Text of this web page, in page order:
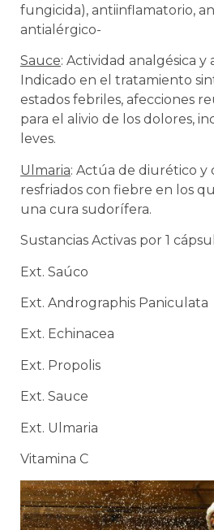
fungicida), antiinflamatorio,
antialérgico-
Sauce: Actividad analgésica y
Indicado en el tratamiento
estados febriles, afecciones
para el alivio de los dolores,
leves.
Ulmaria: Actúa de diurético y
resfriados con fiebre en los
una cura sudorífera.
Sustancias Activas por 1
Ext. Saúco
Ext. Andrographis
Ext.
Ext.
Ext. Sauce
Ext. Ulmaria
Vitamina C